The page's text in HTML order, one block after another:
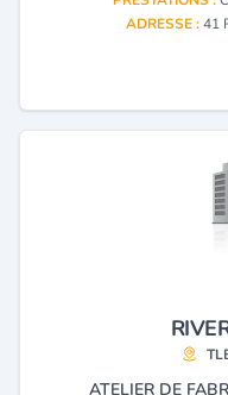
ADRESSE :41
ATELIER DE